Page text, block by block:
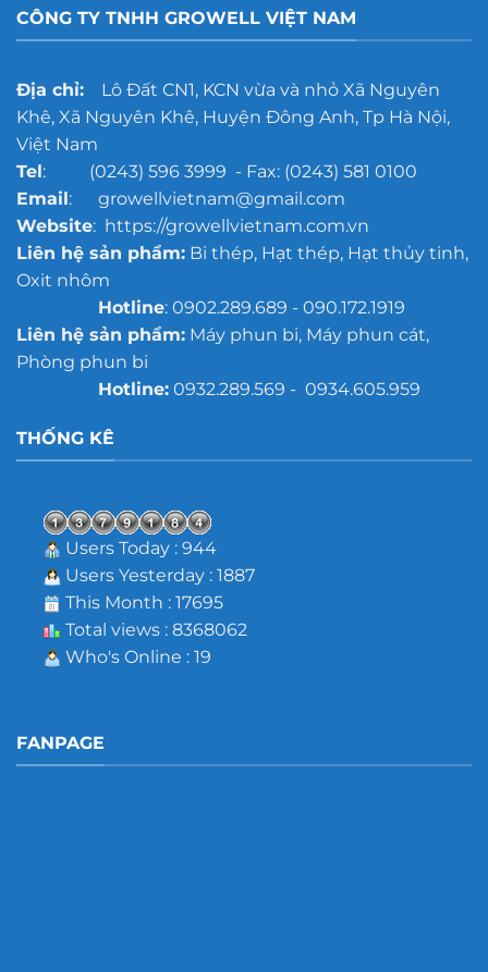
CÔNG TY TNHH GROWELL VIỆT NAM
Địa chỉ:Lô Đất CN1, KCN vừa và nhỏ Xã Nguyên
Khê, Xã Nguyên Khê, Huyện Đông Anh, Tp Hà Nội,
Việt Nam
Tel: (0243) 596 3999 - Fax: (0243) 581 0100
Email: growellvietnam@gmail.com
Website: https://growellvietnam.com.vn
Liên hệ sản phẩm:Bi thép, Hạt thép, Hạt thủy tinh,
Oxit nhôm
Hotline: 0902.289.689 - 090.172.1919
Liên hệ sản phẩm:Máy phun bi, Máy phun cát,
Phòng phun bi
Hotline:0932.289.569 - 0934.605.959
THỐNG KÊ
Users Today : 944
Users Yesterday : 1887
This Month : 17695
Total views : 8368062
Who's Online : 19
FANPAGE